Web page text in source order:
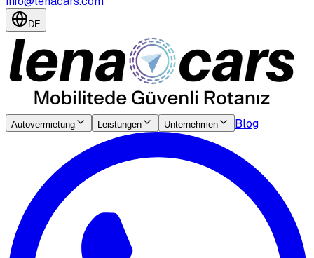
DE
Autovermietung Leistungen Unternehmen Blog